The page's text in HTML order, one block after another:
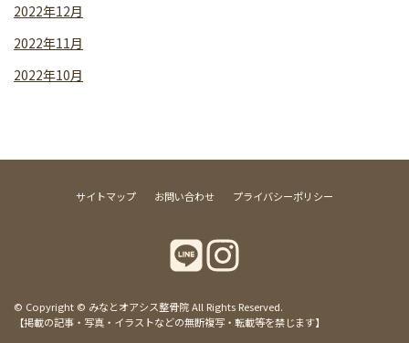
2022年12月
2022年11月
2022年10月
サイトマップ お問い合わせ プライバシーポリシー
© Copyright © みなとオアシス整骨院 All Rights Reserved.
【掲載の記事・写真・イラストなどの無断複写・転載等を禁じます】